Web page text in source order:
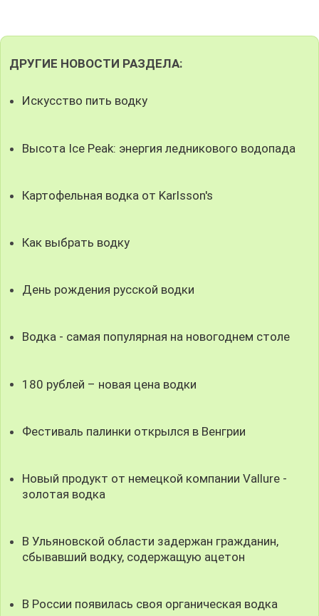
ДРУГИЕ НОВОСТИ РАЗДЕЛА:
Искусство пить водку
Высота Ice Peak: энергия ледникового водопада
Картофельная водка от Karlsson's
Как выбрать водку
День рождения русской водки
Водка - самая популярная на новогоднем столе
180 рублей – новая цена водки
Фестиваль палинки открылся в Венгрии
Новый продукт от немецкой компании Vallure -
золотая водка
В Ульяновской области задержан гражданин,
сбывавший водку, содержащую ацетон
В России появилась своя органическая водка